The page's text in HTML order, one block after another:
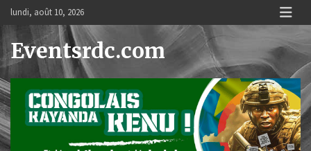
Skip
content
lundi, août 10, 2026
Eventsrdc.com